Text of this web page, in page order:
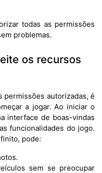
todas as permissões
problemas.
os recursos
permissões autorizadas, é
a jogar. Ao iniciar o
interface de boas-vindas
funcionalidades do jogo.
pode:
sem se preocupar